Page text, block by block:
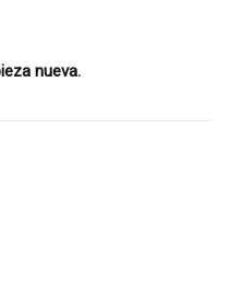
nueva.